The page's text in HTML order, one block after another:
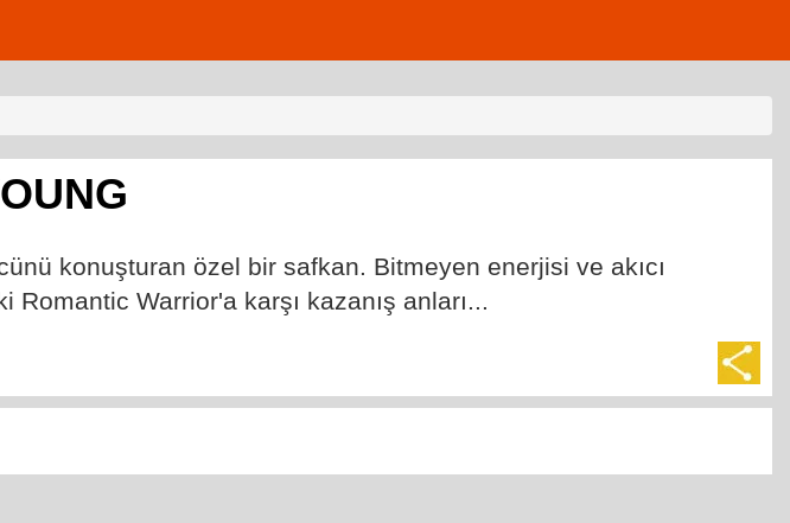
konuşturan özel bir safkan. Bitmeyen enerjisi ve akıcı
Warrior'a karşı kazanış anları...